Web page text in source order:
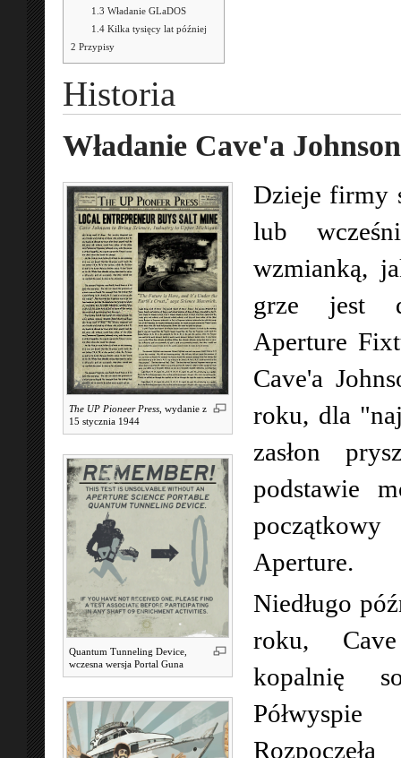
1.3 Władanie GLaDOS
1.4 Kilka tysięcy lat później
2 Przypisy
Historia
Władanie Cave'a
The UP Pioneer Press, wydanie z
15 stycznia 1944
Quantum Tunneling Device,
wczesna wersja Portal Guna
Dzieje firmy
lub
wzmianką,
grze jest
Aperture
Cave'a
roku, dla
zasłon
podstawie
Aperture.
Niedługo
roku,
kopalnię